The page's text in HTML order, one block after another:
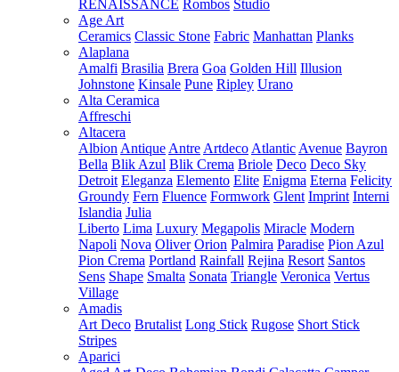
RENAISSANCE Rombos Studio
Age Art
Ceramics Classic Stone Fabric Manhattan Planks
Alaplana
Amalfi Brasilia Brera Goa Golden Hill Illusion
Johnstone Kinsale Pune Ripley Urano
Alta Ceramica
Affreschi
Altacera
Albion Antique Antre Artdeco Atlantic Avenue Bayron
Bella Blik Azul Blik Crema Briole Deco Deco Sky
Detroit Eleganza Elemento Elite Enigma Eterna Felicity
Groundy Fern Fluence Formwork Glent Imprint Interni
Islandia Julia
Liberto Lima Luxury Megapolis Miracle Modern
Napoli Nova Oliver Orion Palmira Paradise Pion Azul
Pion Crema Portland Rainfall Rejina Resort Santos
Sens Shape Smalta Sonata Triangle Veronica Vertus
Village
Amadis
Art Deco Brutalist Long Stick Rugose Short Stick
Stripes
Aparici